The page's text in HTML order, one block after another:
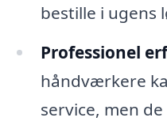
bestille i ugens
Professionel
håndværkere
service, men